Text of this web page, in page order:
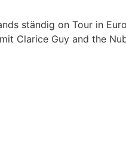
ständig on Tour in
Clarice Guy and the